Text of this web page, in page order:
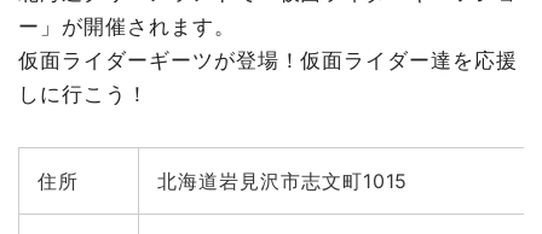
ジングプラザ北24条会場
5月5日(金)・6日(土) 王様戦隊キングオージャー ショー＠
北海道グリーンランド
5月5日(金) しんちゃんがやってくる！＠イオンモール札
マイホームセンター札幌会場
ー」が開催されます。
仮面ライダーギーツが登場！仮面ライダー達を応援
しに行こう！
住所 北海道岩見沢市志文町1015